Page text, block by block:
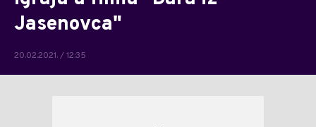
Jasenovca"
20.02.2021. / 12:35